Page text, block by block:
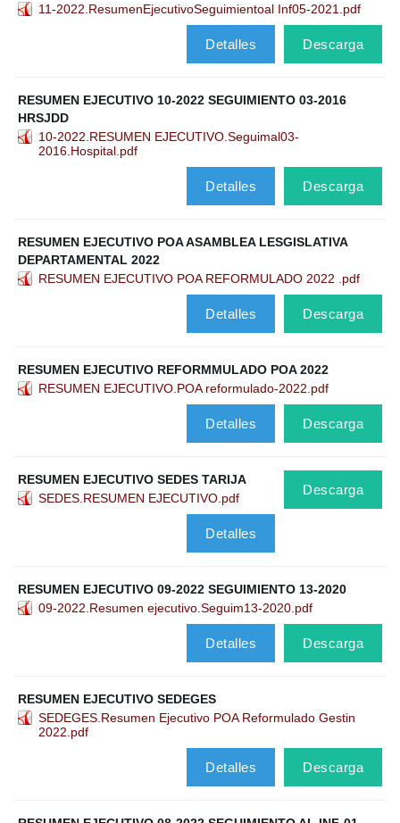
11-2022.ResumenEjecutivoSeguimientoal Inf05-2021.pdf
Descarga
Detalles
RESUMEN EJECUTIVO 10-2022 SEGUIMIENTO 03-2016
HRSJDD
10-2022.RESUMEN EJECUTIVO.Seguimal03-
2016.Hospital.pdf
Descarga
Detalles
RESUMEN EJECUTIVO POA ASAMBLEA LESGISLATIVA
DEPARTAMENTAL 2022
RESUMEN EJECUTIVO POA REFORMULADO 2022 .pdf
Descarga
Detalles
RESUMEN EJECUTIVO REFORMMULADO POA 2022
RESUMEN EJECUTIVO.POA reformulado-2022.pdf
Descarga
Detalles
RESUMEN EJECUTIVO SEDES TARIJA
SEDES.RESUMEN EJECUTIVO.pdf
Descarga
Detalles
RESUMEN EJECUTIVO 09-2022 SEGUIMIENTO 13-2020
09-2022.Resumen ejecutivo.Seguim13-2020.pdf
Descarga
Detalles
RESUMEN EJECUTIVO SEDEGES
SEDEGES.Resumen Ejecutivo POA Reformulado Gestin
2022.pdf
Descarga
Detalles